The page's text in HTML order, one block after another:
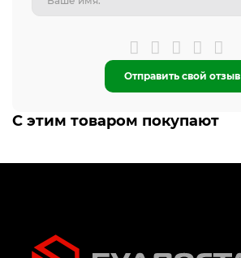
Отправить свой отзыв
С этим товаром покупают